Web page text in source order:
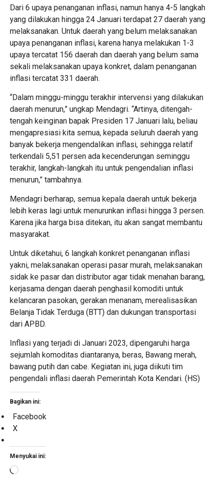
Dari 6 upaya penanganan inflasi, namun hanya 4-5 langkah
yang dilakukan hingga 24 Januari terdapat 27 daerah yang
melaksanakan. Untuk daerah yang belum melaksanakan
upaya penanganan inflasi, karena hanya melakukan 1-3
upaya tercatat 156 daerah dan daerah yang belum sama
sekali melaksanakan upaya konkret, dalam penanganan
inflasi tercatat 331 daerah.
“Dalam minggu-minggu terakhir intervensi yang dilakukan
daerah menurun,” ungkap Mendagri. “Artinya, ditengah-
tengah keinginan bapak Presiden 17 Januari lalu, beliau
mengapresiasi kita semua, kepada seluruh daerah yang
banyak bekerja mengendalikan inflasi, sehingga relatif
terkendali 5,51 persen ada kecenderungan seminggu
terakhir, langkah-langkah itu untuk pengendalian inflasi
menurun,” tambahnya.
Mendagri berharap, semua kepala daerah untuk bekerja
lebih keras lagi untuk menurunkan inflasi hingga 3 persen.
Karena jika harga bisa ditekan, itu akan sangat membantu
masyarakat.
Untuk diketahui, 6 langkah konkret penanganan inflasi
yakni, melaksanakan operasi pasar murah, melaksanakan
sidak ke pasar dan distributor agar tidak menahan barang,
kerjasama dengan daerah penghasil komoditi untuk
kelancaran pasokan, gerakan menanam, merealisasikan
Belanja Tidak Terduga (BTT) dan dukungan transportasi
dari APBD.
Inflasi yang terjadi di Januari 2023, dipengaruhi harga
sejumlah komoditas diantaranya, beras, Bawang merah,
bawang putih dan cabe. Kegiatan ini, juga diikuti tim
pengendali inflasi daerah Pemerintah Kota Kendari. (HS)
Bagikan ini:
Facebook
X
Menyukai ini:
Memuat...